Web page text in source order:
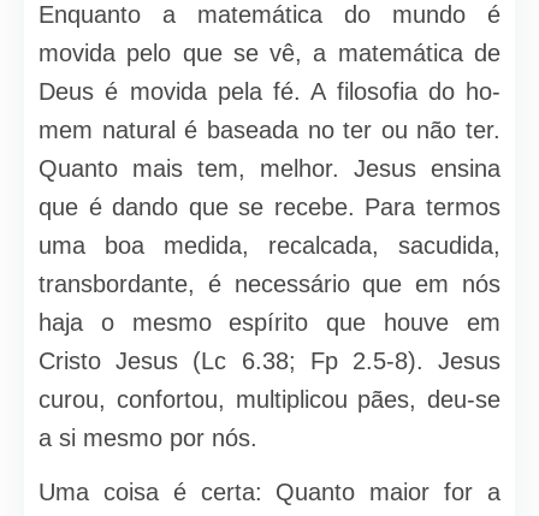
Enquanto a matemática do mundo é
movida pelo que se vê, a matemática de
Deus é movida pela fé. A filosofia do ho­
mem natural é baseada no ter ou não ter.
Quanto mais tem, melhor. Jesus ensina
que é dando que se recebe. Para termos
uma boa medida, recalcada, sacudida,
transbordante, é neces­sário que em nós
haja o mesmo espírito que houve em
Cristo Jesus (Lc 6.38; Fp 2.5-8). Jesus
curou, confortou, multiplicou pães, deu-se
a si mesmo por nós.
Uma coisa é certa: Quanto maior for a